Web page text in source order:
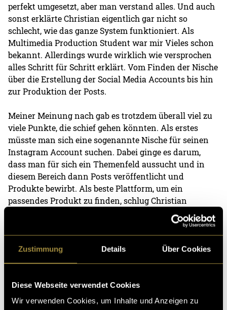
Zustimmung Details Über Cookies
Diese Webseite verwendet Cookies
Wir verwenden Cookies, um Inhalte und Anzeigen zu
perfekt umgesetzt, aber man verstand alles. Und auch
sonst erklärte Christian eigentlich gar nicht so
schlecht, wie das ganze System funktioniert. Als
Multimedia Production Student war mir Vieles schon
bekannt. Allerdings wurde wirklich wie versprochen
alles Schritt für Schritt erklärt. Vom Finden der Nische
über die Erstellung der Social Media Accounts bis hin
zur Produktion der Posts.
Meiner Meinung nach gab es trotzdem überall viel zu
viele Punkte, die schief gehen könnten. Als erstes
müsste man sich eine sogenannte Nische für seinen
Instagram Account suchen. Dabei ginge es darum,
dass man für sich ein Themenfeld aussucht und in
diesem Bereich dann Posts veröffentlicht und
Produkte bewirbt. Als beste Plattform, um ein
passendes Produkt zu finden, schlug Christian
Digistore24 vor. In seinem Beispiel erstellte er einen
Account, um für einen Online-Hundeerziehungskurs
zu werben. Weiter enthielt der Kurs auch noch viele
Dinge, die man entweder nicht oder einfach weniger
ausführlich erklären hätte müssen. Zum Beispiel
Kurzlink auf Bit.ly oder einen Mehrfachlink auf
Linktr.ee erstellt. Diese Dinge waren im Grunde